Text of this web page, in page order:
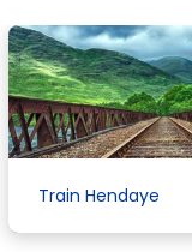
Train Hendaye